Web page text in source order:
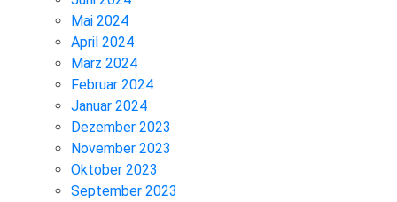
Mai 2024
April 2024
März 2024
Februar 2024
Januar 2024
Dezember 2023
November 2023
Oktober 2023
September 2023